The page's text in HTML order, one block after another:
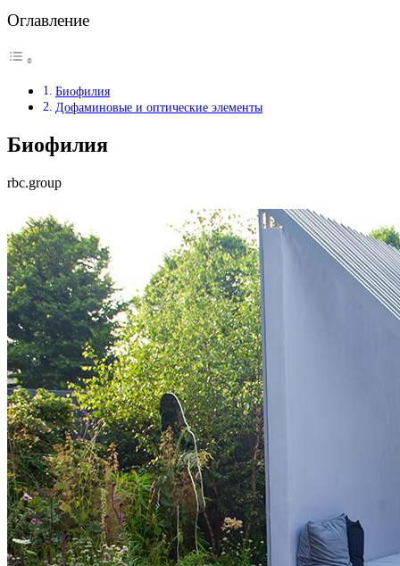
Оглавление
Биофилия
Дофаминовые и оптические элементы
Биофилия
rbc.group